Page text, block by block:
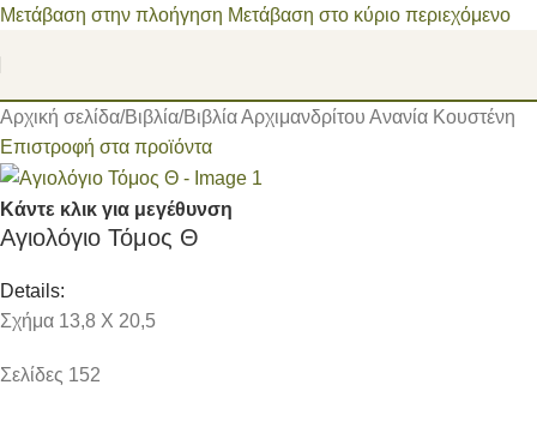
Μετάβαση στην πλοήγηση Μετάβαση στο κύριο περιεχόμενο
Αρχική σελίδα/Βιβλία/Βιβλία Αρχιμανδρίτου Ανανία Κουστένη
Επιστροφή στα προϊόντα
Κάντε κλικ για μεγέθυνση
Αγιολόγιο Τόμος Θ
Details:
Σχήμα 13,8 Χ 20,5
Σελίδες 152